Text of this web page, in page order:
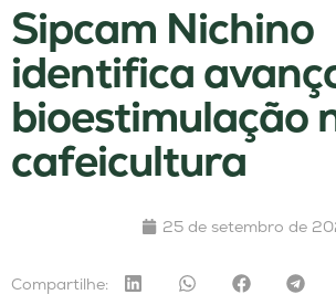
Sipcam Nichino
identifica
bioestimulação
cafeicultura
25 de setembro de
Compartilhe: